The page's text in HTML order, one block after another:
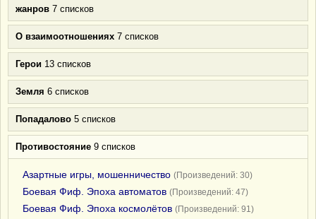
жанров 7 списков
О взаимоотношениях 7 списков
Герои 13 списков
Земля 6 списков
Попадалово 5 списков
Противостояние 9 списков
Азартные игры, мошенничество (Произведений: 30)
Боевая Фиф. Эпоха автоматов (Произведений: 47)
Боевая Фиф. Эпоха космолётов (Произведений: 91)